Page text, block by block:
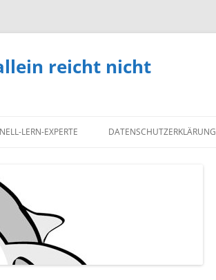
reicht nicht
LERN-EXPERTE DATENSCHUTZERKLÄRUNG